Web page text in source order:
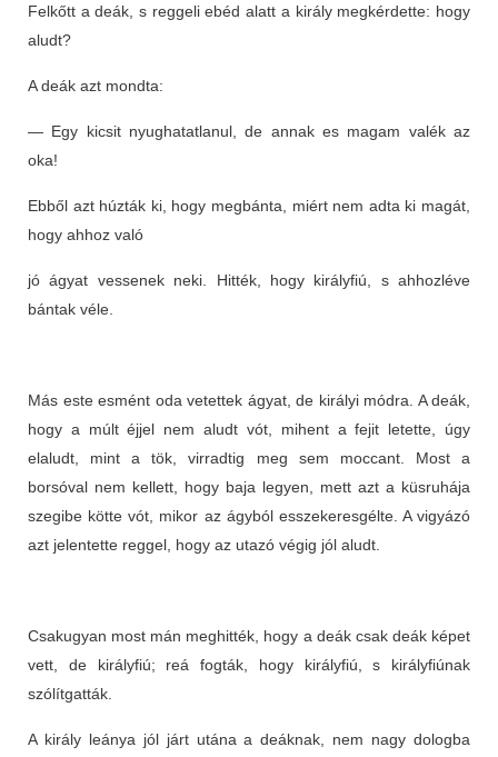
Felkőtt a deák, s reggeli ebéd alatt a király megkérdette: hogy
aludt?
A deák azt mondta:
— Egy kicsit nyughatatlanul, de annak es magam valék az
oka!
Ebből azt húzták ki, hogy megbánta, miért nem adta ki magát,
hogy ahhoz való
jó ágyat vessenek neki. Hitték, hogy királyfiú, s ahhozléve
bántak véle.
Más este esmént oda vetettek ágyat, de királyi módra. A deák,
hogy a múlt éjjel nem aludt vót, mihent a fejit letette, úgy
elaludt, mint a tök, virradtig meg sem moccant. Most a
borsóval nem kellett, hogy baja legyen, mett azt a küsruhája
szegibe kötte vót, mikor az ágyból esszekeresgélte. A vigyázó
azt jelentette reggel, hogy az utazó végig jól aludt.
Csakugyan most mán meghitték, hogy a deák csak deák képet
vett, de királyfiú; reá fogták, hogy királyfiú, s királyfiúnak
szólítgatták.
A király leánya jól járt utána a deáknak, nem nagy dologba